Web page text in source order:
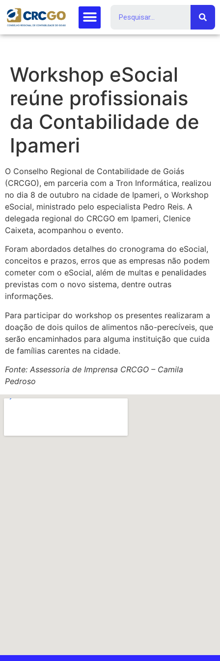
Workshop eSocial
reúne profissionais
da Contabilidade de
Ipameri
O Conselho Regional de Contabilidade de Goiás
(CRCGO), em parceria com a Tron Informática, realizou
no dia 8 de outubro na cidade de Ipameri, o Workshop
eSocial, ministrado pelo especialista Pedro Reis. A
delegada regional do CRCGO em Ipameri, Clenice
Caixeta, acompanhou o evento.
Foram abordados detalhes do cronograma do eSocial,
conceitos e prazos, erros que as empresas não podem
cometer com o eSocial, além de multas e penalidades
previstas com o novo sistema, dentre outras
informações.
Para participar do workshop os presentes realizaram a
doação de dois quilos de alimentos não-perecíveis, que
serão encaminhados para alguma instituição que cuida
de famílias carentes na cidade.
Fonte: Assessoria de Imprensa CRCGO – Camila
Pedroso